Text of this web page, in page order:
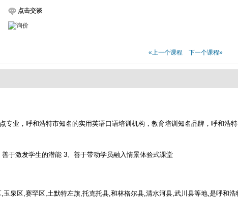
点击交谈
«上一个课程 下一个课程»
专业，呼和浩特市知名的实用英语口语培训机构，教育培训知名品牌，呼和浩
于激发学生的潜能 3、善于带动学员融入情景体验式课堂
泉区,赛罕区,土默特左旗,托克托县,和林格尔县,清水河县,武川县等地,是呼和浩